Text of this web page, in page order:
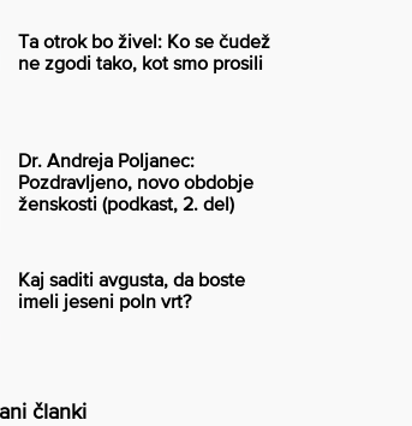
Ta otrok bo živel: Ko se čudež
ne zgodi tako, kot smo prosili
Dr. Andreja Poljanec:
Pozdravljeno, novo obdobje
ženskosti (podkast, 2. del)
Kaj saditi avgusta, da boste
imeli jeseni poln vrt?
članki